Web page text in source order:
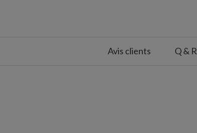
Avis clients Q & R